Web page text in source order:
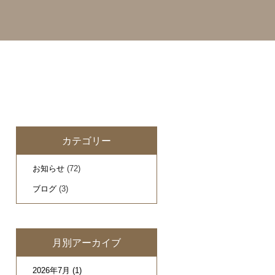
カテゴリー
お知らせ (72)
ブログ (3)
月別アーカイブ
2026年7月 (1)